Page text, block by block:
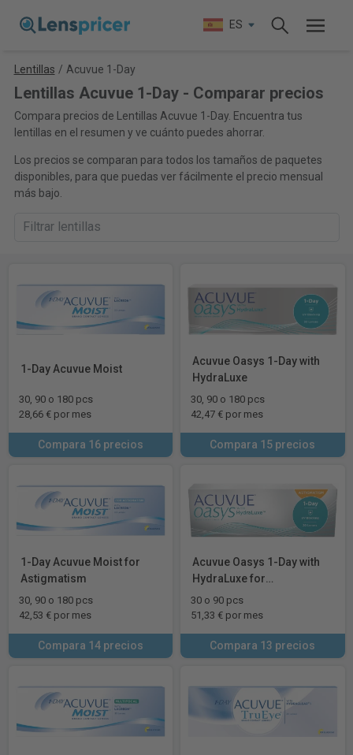
ES
Lentillas / Acuvue 1-Day
Lentillas Acuvue 1-Day - Comparar precios
Compara precios de Lentillas Acuvue 1-Day. Encuentra tus
lentillas en el resumen y ve cuánto puedes ahorrar.
Los precios se comparan para todos los tamaños de paquetes
disponibles, para que puedas ver fácilmente el precio mensual
más bajo.
1-Day Acuvue Moist
30, 90 o 180 pcs
28,66 € por mes
Compara 16 precios
Acuvue Oasys 1-Day with
HydraLuxe
30, 90 o 180 pcs
42,47 € por mes
Compara 15 precios
1-Day Acuvue Moist for
Astigmatism
30, 90 o 180 pcs
42,53 € por mes
Compara 14 precios
Acuvue Oasys 1-Day with
HydraLuxe for
Astigmatism
30 o 90 pcs
51,33 € por mes
Compara 13 precios